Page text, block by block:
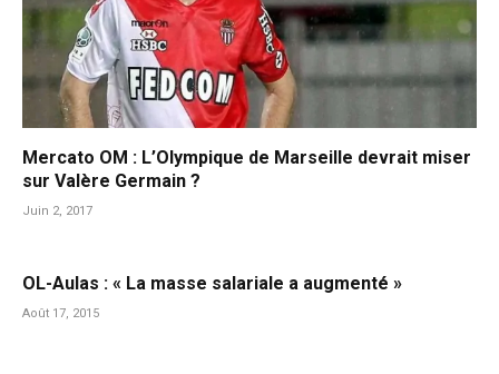
Mercato OM : L’Olympique de Marseille devrait miser
sur Valère Germain ?
Juin 2, 2017
OL-Aulas : « La masse salariale a augmenté »
Août 17, 2015